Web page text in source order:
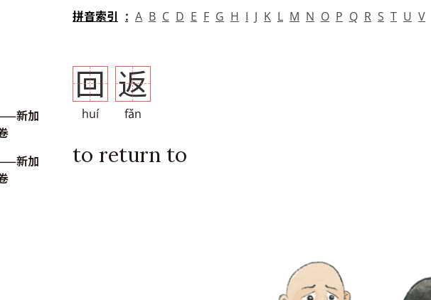
新加
新加
拼音索引 A B C D E F G H I J K L M N O P Q R S T U V
回
huí
返
fǎn
to return to